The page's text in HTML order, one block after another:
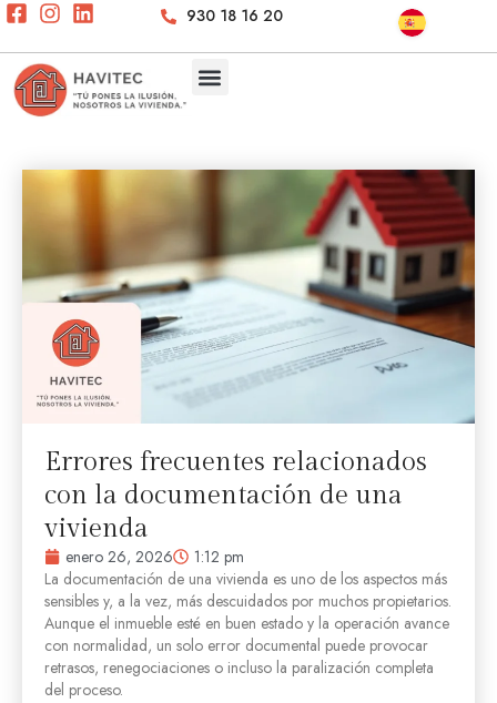
930 18 16 20
Errores frecuentes relacionados
con la documentación de una
vivienda
enero 26, 2026
1:12 pm
La documentación de una vivienda es uno de los aspectos más
sensibles y, a la vez, más descuidados por muchos propietarios.
Aunque el inmueble esté en buen estado y la operación avance
con normalidad, un solo error documental puede provocar
retrasos, renegociaciones o incluso la paralización completa
del proceso.